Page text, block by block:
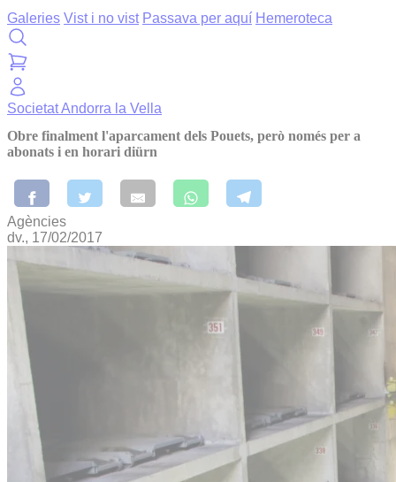
Galeries Vist i no vist Passava per aquí Hemeroteca
SocietatAndorra la Vella
Obre finalment l'aparcament dels Pouets, però només per a
abonats i en horari diürn
Agències
dv., 17/02/2017